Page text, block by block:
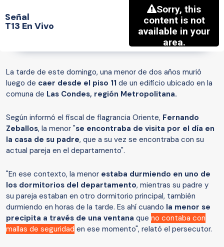
Señal
T13 En Vivo
La tarde de este domingo, una menor de dos años murió
luego de caer desde el piso 11 de un edificio ubicado en la
comuna de Las Condes, región Metropolitana.
Según informó el fiscal de flagrancia Oriente, Fernando
Zeballos, la menor "se encontraba de visita por el día en
la casa de su padre, que a su vez se encontraba con su
actual pareja en el departamento".
"En ese contexto, la menor estaba durmiendo en uno de
los dormitorios del departamento, mientras su padre y
su pareja estaban en otro dormitorio principal, también
durmiendo en horas de la tarde. Es ahí cuando la menor se
precipita a través de una ventana que no contaba con
mallas de seguridad en ese momento", relató el persecutor.